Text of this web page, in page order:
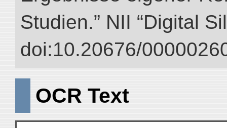
Studien.” NII “Digital
doi:10.20676/
OCR Text